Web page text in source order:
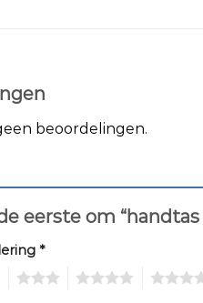
beoordelingen.
eerste om
*